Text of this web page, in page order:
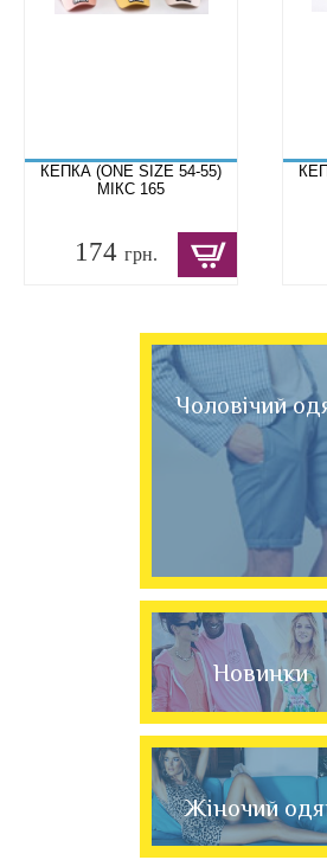
КЕПКА (ONE SIZE 54-55)
МІКС 165
174 грн.
Чоловічий
Новинки
Жіночий